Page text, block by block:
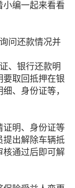
小编一起来看看
问还款情况并
、银行还款明
要取回抵押在银
、身份证等，
证明、身份证等
提出解除车辆抵
核通过后即可解